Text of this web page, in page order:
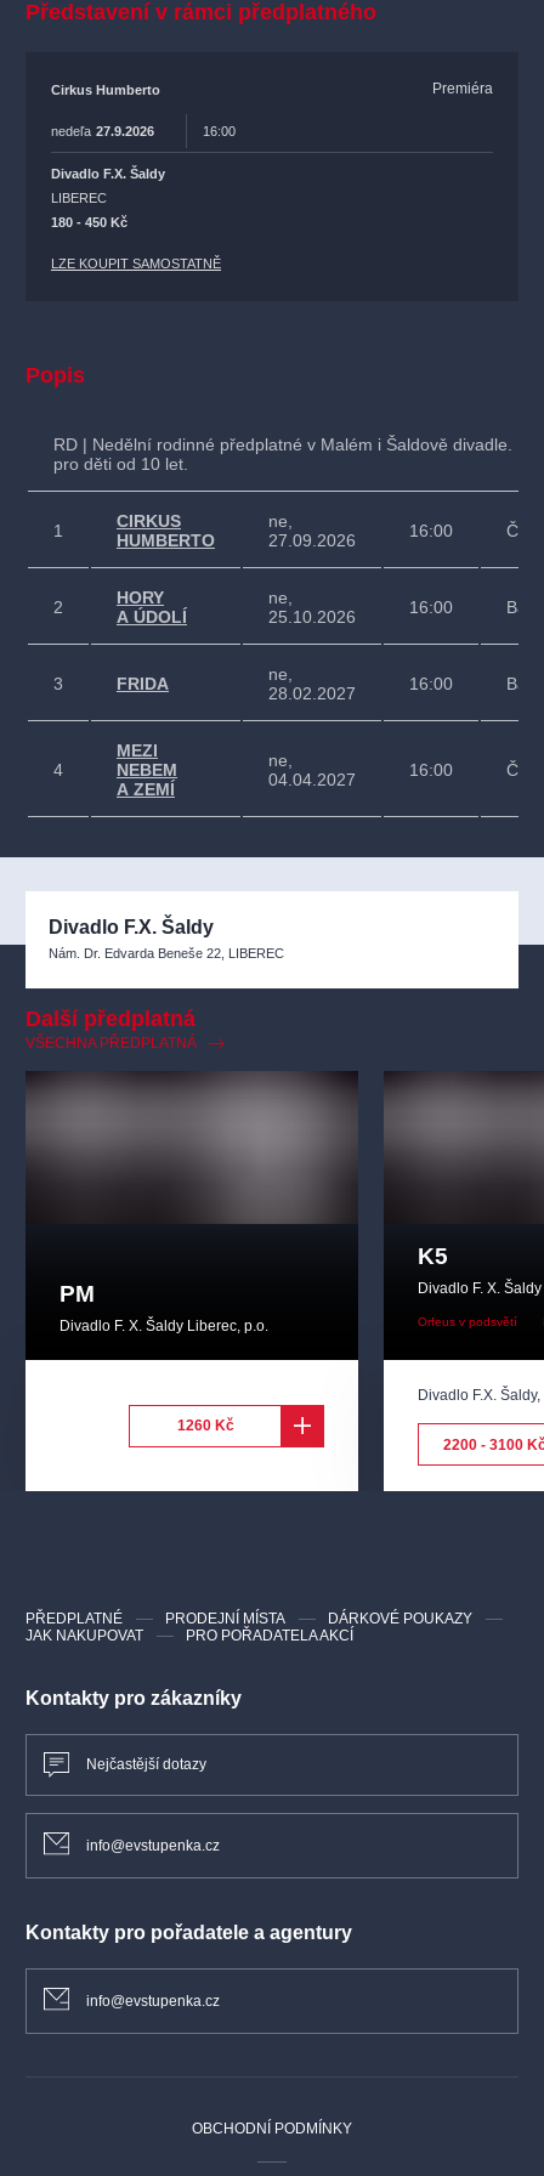
Představení v rámci předplatného
Cirkus Humberto Premiéra
nedeľa 27.9.2026 16:00
Divadlo F.X. Šaldy
LIBEREC
180 - 450 Kč
LZE KOUPIT SAMOSTATNĚ
Popis
RD | Nedělní rodinné předplatné v Malém i Šaldově divadle.
pro děti od 10 let.
1
CIRKUS
HUMBERTO
ne,
27.09.2026
16:00
2
HORY
A ÚDOLÍ
ne,
25.10.2026
16:00 Balet
3 FRIDA
ne,
28.02.2027
16:00 Balet
4
MEZI
NEBEM
A ZEMÍ
ne,
04.04.2027
16:00
Divadlo F.X. Šaldy
Nám. Dr. Edvarda Beneše 22, LIBEREC
Další předplatná
VŠECHNA PŘEDPLATNÁ
PM
Divadlo F. X. Šaldy Liberec, p.o.
1260 Kč
K5
Divadlo F. X.
Orfeus v podsvětí
Divadlo F.X. Šaldy,
2200 - 3100
Kontakty pro zákazníky
Nejčastější dotazy
info@evstupenka.cz
Kontakty pro pořadatele a agentury
info@evstupenka.cz
PŘEDPLATNÉ PRODEJNÍ MÍSTA
DÁRKOVÉ POUKAZY
JAK NAKUPOVAT
PRO POŘADATELA AKCÍ
OBCHODNÍ PODMÍNKY